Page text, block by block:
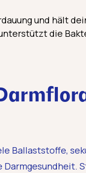
und hält
die
Ballaststoffe,